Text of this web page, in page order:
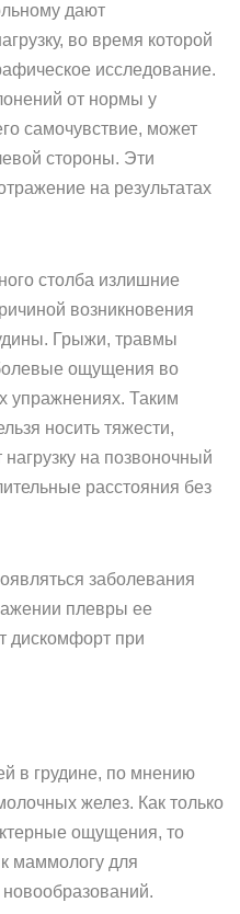
дают
во время которой
исследование.
от нормы у
самочувствие, может
стороны. Эти
на результатах
столба излишние
возникновения
Грыжи, травмы
ощущения во
упражнениях. Таким
носить тяжести,
на позвоночный
расстояния без
заболевания
плевры ее
дискомфорт при
в грудине, по мнению
желез. Как только
ощущения, то
маммологу для
новообразований.